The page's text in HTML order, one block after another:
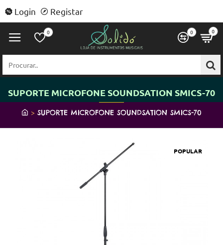
Login Registar
0 0 0
Procurar..
SUPORTE MICROFONE SOUNDSATION SMICS-70
h
SUPORTE MICROFONE SOUNDSATION SMICS-70
POPULAR